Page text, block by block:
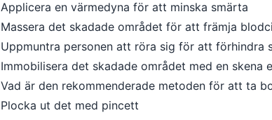
Applicera en värmedyna för att minska smärta
Massera det skadade området för att främja
Uppmuntra personen att röra sig för att förhindra
Immobilisera det skadade området med en skena
Vad är den rekommenderade metoden för att ta
Plocka ut det med pincett